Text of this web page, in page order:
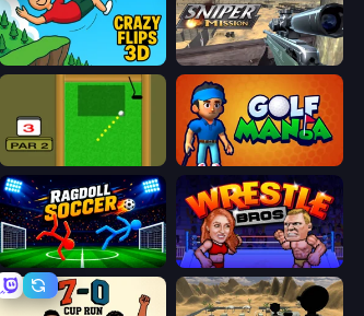
Crazy Flips 3D Sniper Mission
Golf Mania
Ragdoll Soccer 2 Players Wrestle Bros